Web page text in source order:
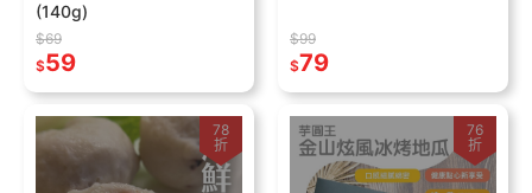
(140g)
$69
$59
$99
$79
78
折
76
折